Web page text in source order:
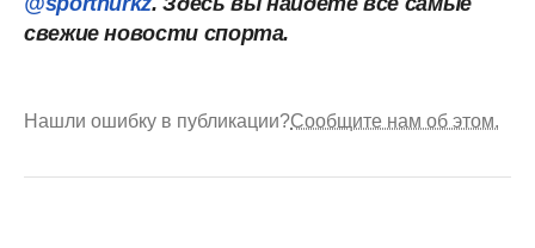
свежие новости спорта.
Нашли ошибку в публикации?Сообщите нам об этом.